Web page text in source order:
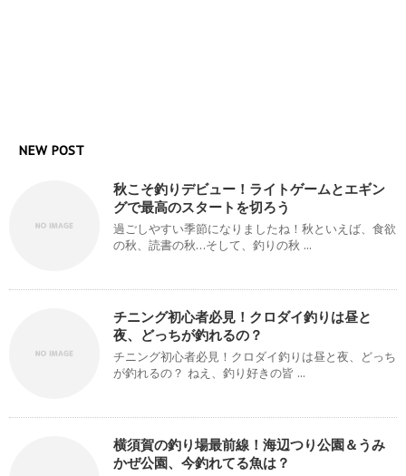
NEW POST
秋こそ釣りデビュー！ライトゲームとエギン
グで最高のスタートを切ろう
過ごしやすい季節になりましたね！秋といえば、食欲
の秋、読書の秋…そして、釣りの秋 ...
チニング初心者必見！クロダイ釣りは昼と
夜、どっちが釣れるの？
チニング初心者必見！クロダイ釣りは昼と夜、どっち
が釣れるの？ ねえ、釣り好きの皆 ...
横須賀の釣り場最前線！海辺つり公園＆うみ
かぜ公園、今釣れてる魚は？